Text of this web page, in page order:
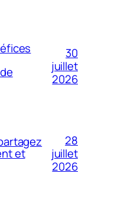
30
juillet
2026
et
28
juillet
2026